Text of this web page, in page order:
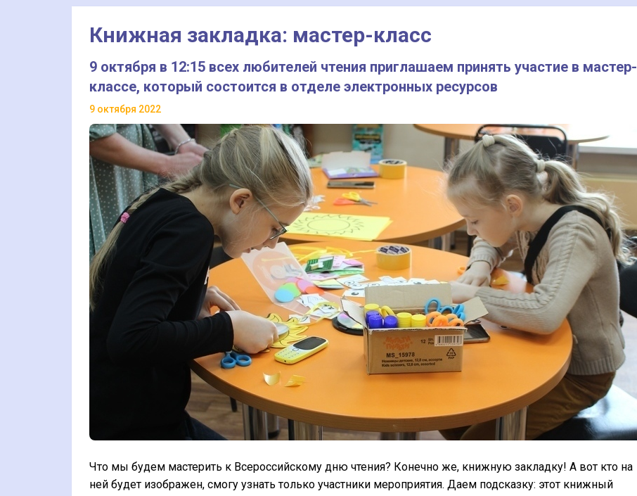
Книжная закладка: мастер-класс
9 октября в 12:15 всех любителей чтения приглашаем принять участие в мастер-
классе, который состоится в отделе электронных ресурсов
9 октября 2022
Что мы будем мастерить к Всероссийскому дню чтения? Конечно же, книжную закладку! А вот кто на
ней будет изображен, смогу узнать только участники мероприятия. Даем подсказку: этот книжный